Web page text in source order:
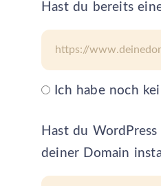
Hast du bereits
Ich habe noch
Hast du
deiner Domain